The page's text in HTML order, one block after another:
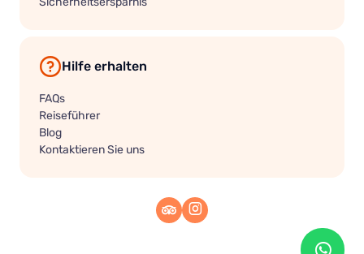
Hilfe erhalten
FAQs
Reiseführer
Blog
Kontaktieren Sie uns